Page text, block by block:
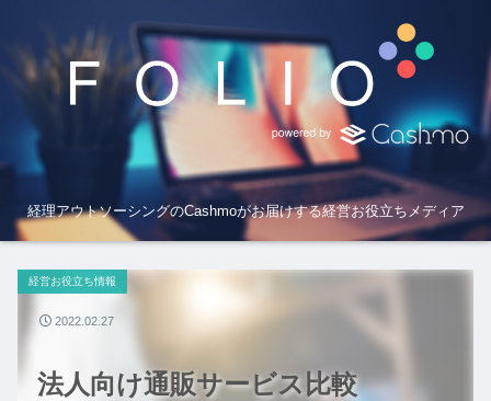
経理アウトソーシングのCashmoがお届けする経営お役立ちメディア
法人向け通販サービス比較
経営お役立ち情報
2022.02.27